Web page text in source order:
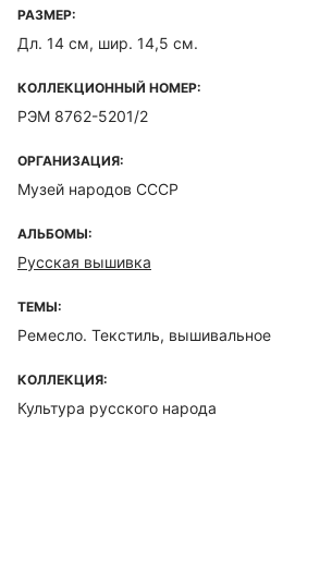
РАЗМЕР:
Дл. 14 см, шир. 14,5 см.
КОЛЛЕКЦИОННЫЙ НОМЕР:
РЭМ 8762-5201/2
ОРГАНИЗАЦИЯ:
Музей народов СССР
АЛЬБОМЫ:
Русская вышивка
ТЕМЫ:
Ремесло. Текстиль, вышивальное
КОЛЛЕКЦИЯ:
Культура русского народа